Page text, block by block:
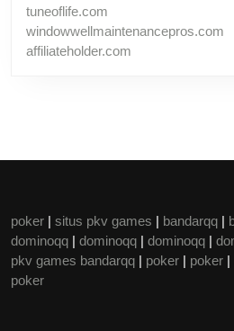
tuneoflife.com
windowwellmaintenancepros.com
affiliateholder.com
poker | situs pkv games | bandarqq |
dominoqq | dominoqq | dominoqq |
pkv games bandarqq | poker | poker |
poker